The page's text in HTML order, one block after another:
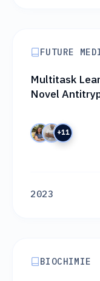
FUTURE
Multitask
Novel
+11
2023
BIOCHIMIE